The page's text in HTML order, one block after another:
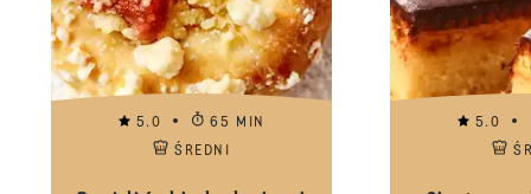
5.0
65 MIN
ŚREDNI
5.0